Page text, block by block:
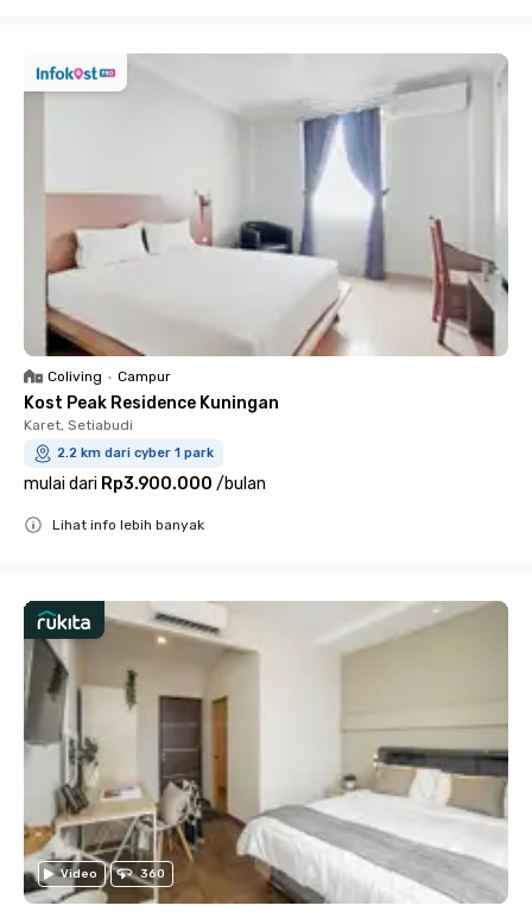
Coliving • Campur
Kost Peak Residence Kuningan
Karet, Setiabudi
2.2 km dari cyber 1 park
mulai dari Rp3.900.000 /bulan
Lihat info lebih banyak
Video 360